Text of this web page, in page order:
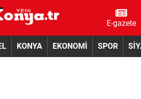
E-gazete
KONYA EKONOMİ SPOR